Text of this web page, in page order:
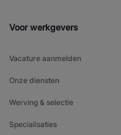
Voor werkgevers
Vacature aanmelden
Onze diensten
Werving & selectie
Specialisaties